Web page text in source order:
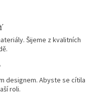
Šijeme z kvalitních
designem. Abyste se cítila
roli.